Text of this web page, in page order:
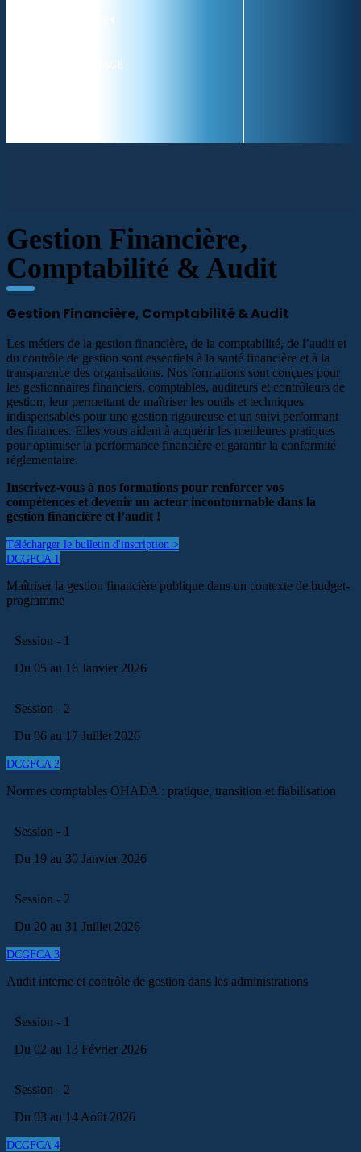
ACTUALITÉS
SGC EN IMAGE
Gestion Financière,
Comptabilité & Audit
Gestion Financière, Comptabilité & Audit
Les métiers de la gestion financière, de la comptabilité, de l’audit et
du contrôle de gestion sont essentiels à la santé financière et à la
transparence des organisations. Nos formations sont conçues pour
les gestionnaires financiers, comptables, auditeurs et contrôleurs de
gestion, leur permettant de maîtriser les outils et techniques
indispensables pour une gestion rigoureuse et un suivi performant
des finances. Elles vous aident à acquérir les meilleures pratiques
pour optimiser la performance financière et garantir la conformité
réglementaire.
Inscrivez-vous à nos formations pour renforcer vos
compétences et devenir un acteur incontournable dans la
gestion financière et l’audit !
Télécharger le bulletin d'inscription >
DCGFCA 1
Maîtriser la gestion financière publique dans un contexte de budget-
programme
Session - 1
Du 05 au 16 Janvier 2026
Session - 2
Du 06 au 17 Juillet 2026
DCGFCA 2
Normes comptables OHADA : pratique, transition et fiabilisation
Session - 1
Du 19 au 30 Janvier 2026
Session - 2
Du 20 au 31 Juillet 2026
DCGFCA 3
Audit interne et contrôle de gestion dans les administrations
Session - 1
Du 02 au 13 Février 2026
Session - 2
Du 03 au 14 Août 2026
DCGFCA 4